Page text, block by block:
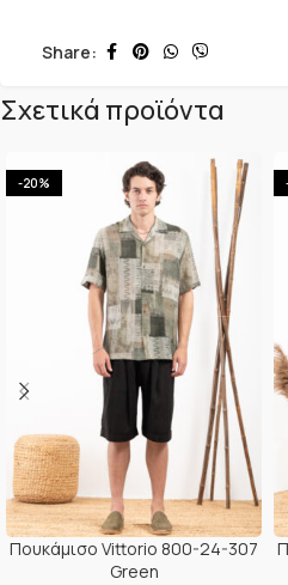
Share:
Σχετικά προϊόντα
-20%
Πουκάμισο Vittorio 800-24-307
Green